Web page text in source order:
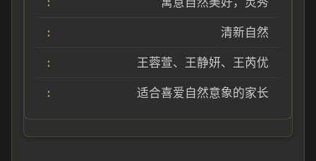
清新自然
王蓉萱、王静妍、王芮优
适合喜爱自然意象的家长